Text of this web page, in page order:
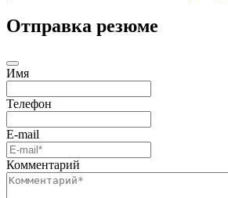
Отправка резюме
Имя
Телефон
E-mail
Комментарий